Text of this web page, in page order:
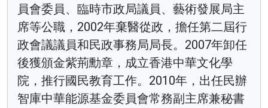
員會委員、臨時市政局議員、藝術發展局主
席等公職，2002年棄醫從政，擔任第二屆行
政會議議員和民政事務局局長。2007年卸任
後獲頒金紫荊勳章，成立香港中華文化學
院，推行國民教育工作。2010年，出任民辦
智庫中華能源基金委員會常務副主席兼秘書